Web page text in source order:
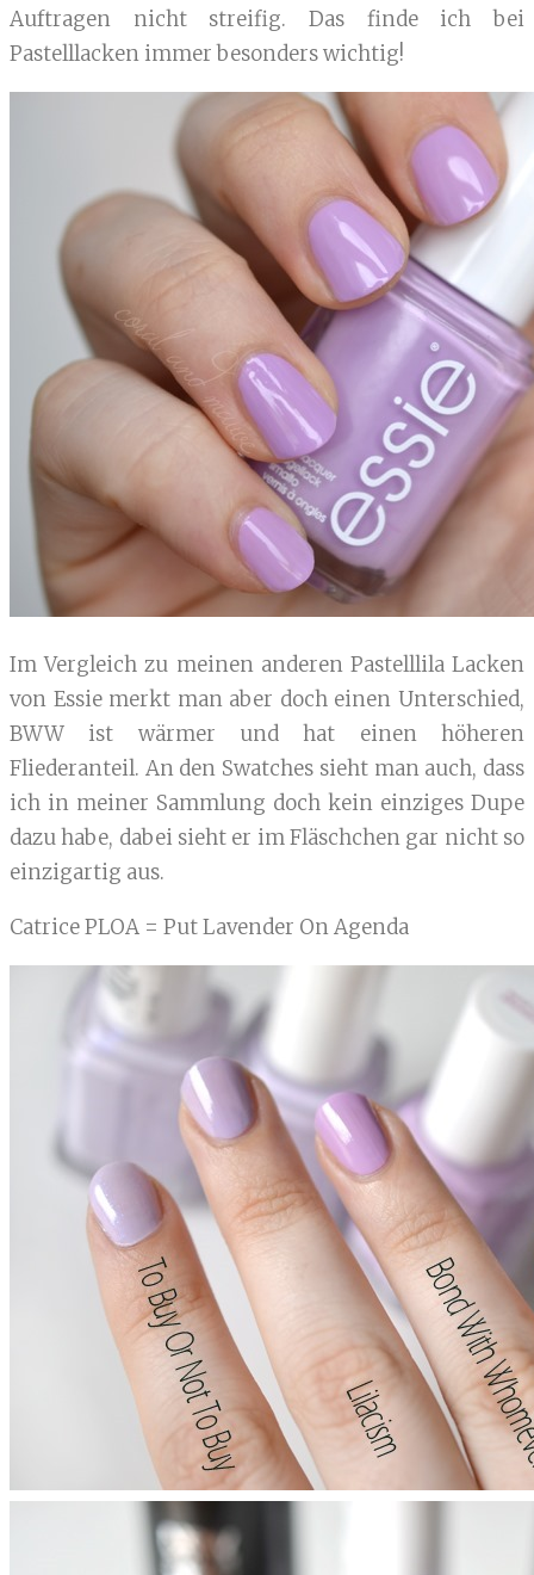
Auftragen nicht streifig. Das finde ich bei
Pastelllacken immer besonders wichtig!
Im Vergleich zu meinen anderen Pastelllila Lacken
von Essie merkt man aber doch einen Unterschied,
BWW ist wärmer und hat einen höheren
Fliederanteil. An den Swatches sieht man auch, dass
ich in meiner Sammlung doch kein einziges Dupe
dazu habe, dabei sieht er im Fläschchen gar nicht so
einzigartig aus.
Catrice PLOA = Put Lavender On Agenda